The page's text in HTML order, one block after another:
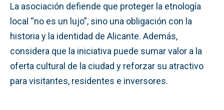
La asociación defiende que proteger la etnología
local “no es un lujo”, sino una obligación con la
historia y la identidad de Alicante. Además,
considera que la iniciativa puede sumar valor a la
oferta cultural de la ciudad y reforzar su atractivo
para visitantes, residentes e inversores.